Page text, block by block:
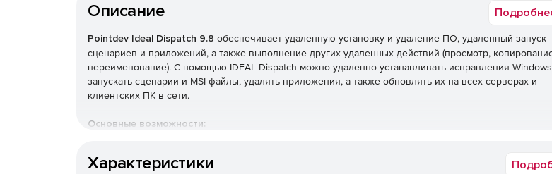
Описание
Pointdev Ideal Dispatch 9.8 обеспечивает удаленную установку и удаление ПО, удаленный запуск
сценариев и приложений, а также выполнение других удаленных действий (просмотр,
переименование). С помощью IDEAL Dispatch можно удаленно устанавливать исправления
запускать сценарии и MSI-файлы, удалять приложения, а также обновлять их на всех серверах и
клиентских ПК в сети.
Основные возможности:
Характеристики